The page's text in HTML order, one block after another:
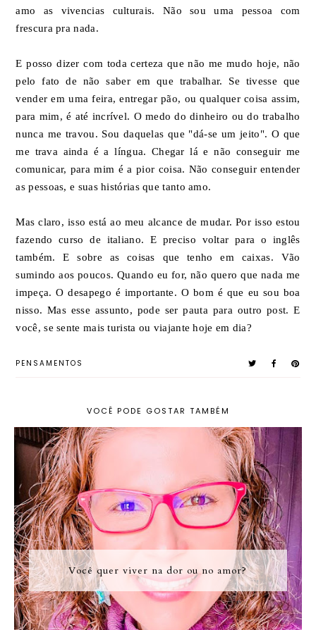
amo as vivencias culturais. Não sou uma pessoa com
frescura pra nada.
E posso dizer com toda certeza que não me mudo hoje, não
pelo fato de não saber em que trabalhar. Se tivesse que
vender em uma feira, entregar pão, ou qualquer coisa assim,
para mim, é até incrível. O medo do dinheiro ou do trabalho
nunca me travou. Sou daquelas que "dá-se um jeito". O que
me trava ainda é a língua. Chegar lá e não conseguir me
comunicar, para mim é a pior coisa. Não conseguir entender
as pessoas, e suas histórias que tanto amo.
Mas claro, isso está ao meu alcance de mudar. Por isso estou
fazendo curso de italiano. E preciso voltar para o inglês
também. E sobre as coisas que tenho em caixas. Vão
sumindo aos poucos. Quando eu for, não quero que nada me
impeça. O desapego é importante. O bom é que eu sou boa
nisso. Mas esse assunto, pode ser pauta para outro post. E
você, se sente mais turista ou viajante hoje em dia?
PENSAMENTOS
VOCÊ PODE GOSTAR TAMBÉM
Você quer viver na dor ou no amor?